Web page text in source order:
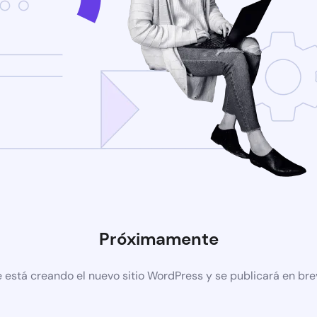
Próximamente
está creando el nuevo sitio WordPress y se publicará en